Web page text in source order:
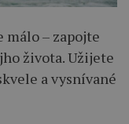
málo – zapojte
života. Užijete
a vysnívané